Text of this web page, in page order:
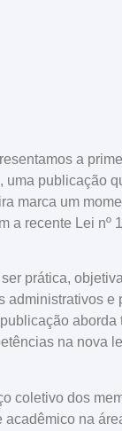
a
uma publicação
marca um
a recente Lei
prática,
administrativos
na nova
coletivo dos
na